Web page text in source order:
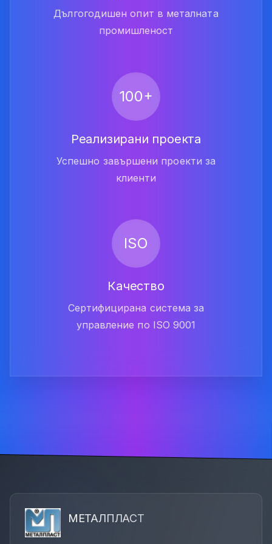
Дългогодишен опит в металната
промишленост
100+
Реализирани проекта
Успешно завършени проекти за
клиенти
ISO
Качество
Сертифицирана система за
управление по ISO 9001
МЕТАЛПЛАСТ